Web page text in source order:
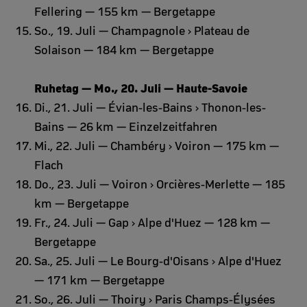
Fellering — 155 km — Bergetappe
So., 19. Juli — Champagnole › Plateau de
Solaison — 184 km — Bergetappe
Ruhetag — Mo., 20. Juli — Haute-Savoie
Di., 21. Juli — Évian-les-Bains › Thonon-les-
Bains — 26 km — Einzelzeitfahren
Mi., 22. Juli — Chambéry › Voiron — 175 km —
Flach
Do., 23. Juli — Voiron › Orcières-Merlette — 185
km — Bergetappe
Fr., 24. Juli — Gap › Alpe d'Huez — 128 km —
Bergetappe
Sa., 25. Juli — Le Bourg-d'Oisans › Alpe d'Huez
— 171 km — Bergetappe
So., 26. Juli — Thoiry › Paris Champs-Élysées